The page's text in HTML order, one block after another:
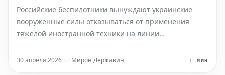
Российские беспилотники вынуждают украинские
вооруженные силы отказываться от применения
тяжелой иностранной техники на линии
начальника главного военно-политического
30 апреля 2026 г. · Мирон Державин 1 МИН